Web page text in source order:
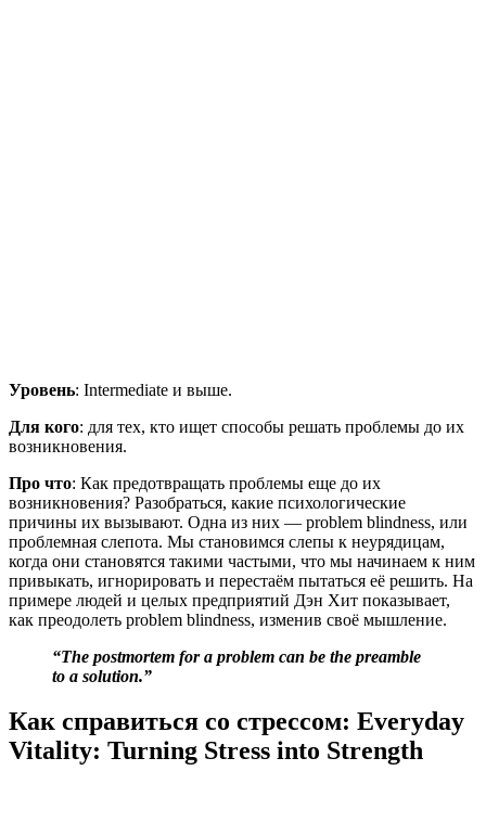
Уровень: Intermediate и выше.
Для кого: для тех, кто ищет способы решать проблемы до их
возникновения.
Про что: Как предотвращать проблемы еще до их
возникновения? Разобраться, какие психологические
причины их вызывают. Одна из них — problem blindness, или
проблемная слепота. Мы становимся слепы к неурядицам,
когда они становятся такими частыми, что мы начинаем к ним
привыкать, игнорировать и перестаём пытаться её решить. На
примере людей и целых предприятий Дэн Хит показывает,
как преодолеть problem blindness, изменив своё мышление.
“The postmortem for a problem can be the preamble
to a solution.”
Как справиться со стрессом: Everyday
Vitality: Turning Stress into Strength